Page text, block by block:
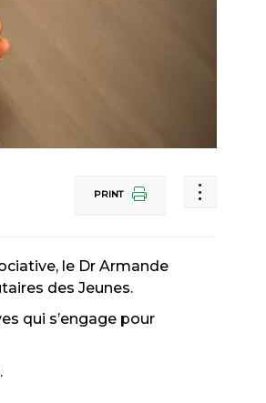
PRINT
le Dr Armande
des Jeunes.
qui s’engage pour